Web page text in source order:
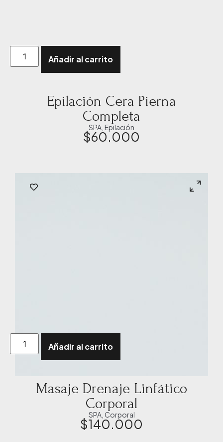
Añadir al carrito
Epilación Cera Pierna
Completa
SPA Epilación
$60.000
Añadir al carrito
Masaje Drenaje Linfático
Corporal
SPA, Corporal
$140.000